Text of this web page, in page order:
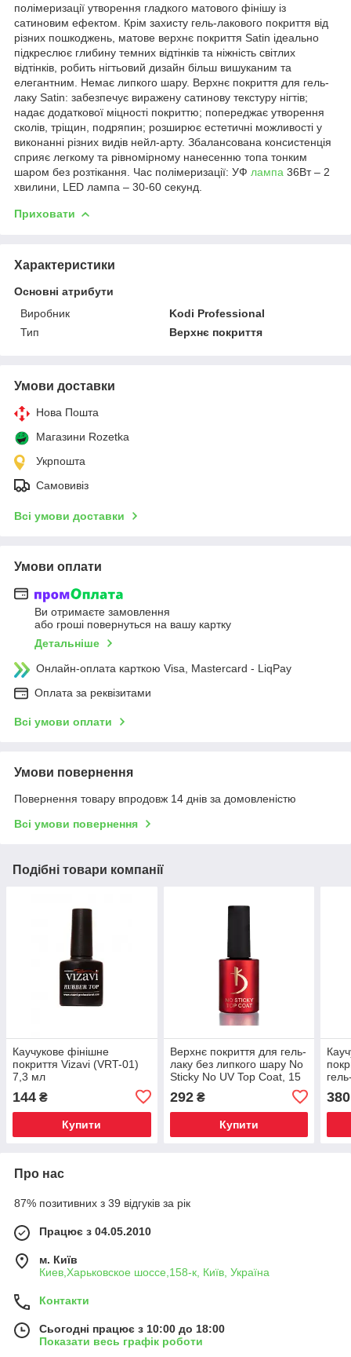
полімеризації утворення гладкого матового фінішу із
сатиновим ефектом. Крім захисту гель-лакового покриття від
різних пошкоджень, матове верхнє покриття Satin ідеально
підкреслює глибину темних відтінків та ніжність світлих
відтінків, робить нігтьовий дизайн більш вишуканим та
елегантним. Немає липкого шару. Верхнє покриття для гель-
лаку Satin: забезпечує виражену сатинову текстуру нігтів;
надає додаткової міцності покриттю; попереджає утворення
сколів, тріщин, подряпин; розширює естетичні можливості у
виконанні різних видів нейл-арту. Збалансована консистенція
сприяє легкому та рівномірному нанесенню топа тонким
шаром без розтікання. Час полімеризації: УФ лампа 36Вт – 2
хвилини, LED лампа – 30-60 секунд.
Приховати
Характеристики
Основні атрибути
Виробник
Kodi Professional
Тип
Верхнє покриття
Умови доставки
Нова Пошта
Магазини Rozetka
Укрпошта
Самовивіз
Всі умови доставки
Умови оплати
Ви отримаєте замовлення
або гроші повернуться на вашу картку
Детальніше
Онлайн-оплата карткою Visa, Mastercard - LiqPay
Оплата за реквізитами
Всі умови оплати
Умови повернення
Повернення товару впродовж 14 днів за домовленістю
Всі умови повернення
Подібні товари компанії
Каучукове фінішне
покриття Vizavi (VRT-01)
7,3 мл
144 ₴
Купити
Верхнє покриття для гель-
лаку без липкого шару No
Sticky No UV Top Coat, 15
292₴
Купити
380
Про нас
87% позитивних з 39 відгуків за рік
Працює з 04.05.2010
м. Київ
Киев,Харьковское шоссе,158-к, Київ, Україна
Контакти
Сьогодні працює з 10:00 до 18:00
Показати весь графік роботи